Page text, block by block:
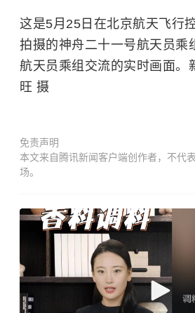
这是5月25日在北京航天飞行
拍摄的神舟二十一号航天员乘
航天员乘组交流的实时画面。
旺 摄
免责声明
本文来自腾讯新闻客户端创作者，不代
场。